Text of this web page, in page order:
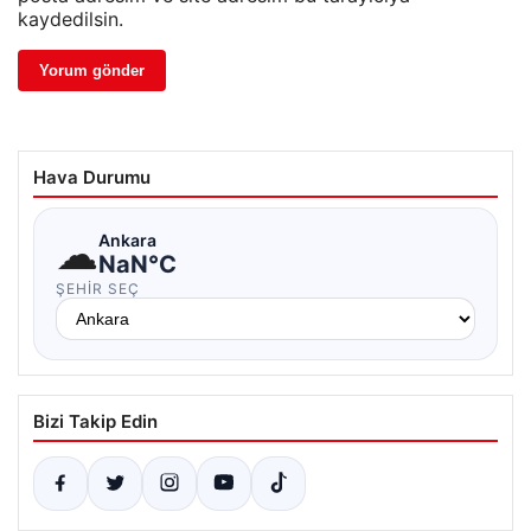
kaydedilsin.
Hava Durumu
☁Ankara
NaN°C
ŞEHIR SEÇ
Bizi Takip Edin